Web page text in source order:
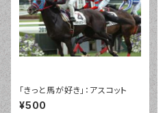
「きっと馬が好き」：アスコット
¥500